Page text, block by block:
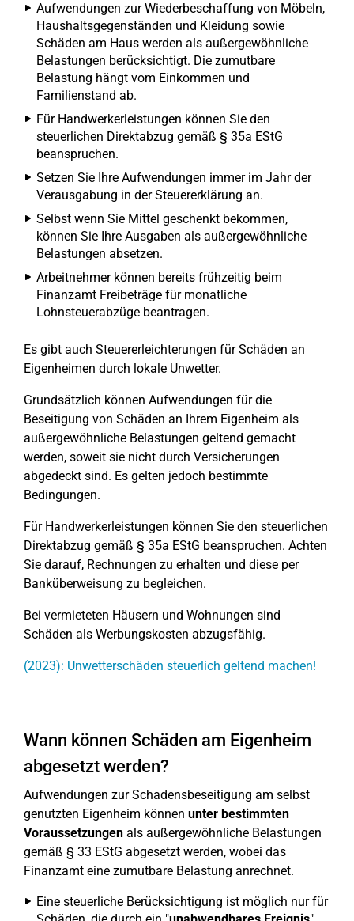
Aufwendungen zur Wiederbeschaffung von Möbeln,
Haushaltsgegenständen und Kleidung sowie
Schäden am Haus werden als außergewöhnliche
Belastungen berücksichtigt. Die zumutbare
Belastung hängt vom Einkommen und
Familienstand ab.
Für Handwerkerleistungen können Sie den
steuerlichen Direktabzug gemäß § 35a EStG
beanspruchen.
Setzen Sie Ihre Aufwendungen immer im Jahr der
Verausgabung in der Steuererklärung an.
Selbst wenn Sie Mittel geschenkt bekommen,
können Sie Ihre Ausgaben als außergewöhnliche
Belastungen absetzen.
Arbeitnehmer können bereits frühzeitig beim
Finanzamt Freibeträge für monatliche
Lohnsteuerabzüge beantragen.
Es gibt auch Steuererleichterungen für Schäden an
Eigenheimen durch lokale Unwetter.
Grundsätzlich können Aufwendungen für die
Beseitigung von Schäden an Ihrem Eigenheim als
außergewöhnliche Belastungen geltend gemacht
werden, soweit sie nicht durch Versicherungen
abgedeckt sind. Es gelten jedoch bestimmte
Bedingungen.
Für Handwerkerleistungen können Sie den steuerlichen
Direktabzug gemäß § 35a EStG beanspruchen. Achten
Sie darauf, Rechnungen zu erhalten und diese per
Banküberweisung zu begleichen.
Bei vermieteten Häusern und Wohnungen sind
Schäden als Werbungskosten abzugsfähig.
(2023): Unwetterschäden steuerlich geltend machen!
Wann können Schäden am Eigenheim
abgesetzt werden?
Aufwendungen zur Schadensbeseitigung am selbst
genutzten Eigenheim können unter bestimmten
Voraussetzungen als außergewöhnliche Belastungen
gemäß § 33 EStG abgesetzt werden, wobei das
Finanzamt eine zumutbare Belastung anrechnet.
Eine steuerliche Berücksichtigung ist möglich nur für